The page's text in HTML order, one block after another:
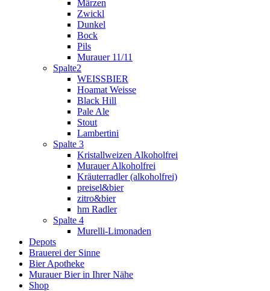
Märzen
Zwickl
Dunkel
Bock
Pils
Murauer 11/11
Spalte2
WEISSBIER
Hoamat Weisse
Black Hill
Pale Ale
Stout
Lambertini
Spalte 3
Kristallweizen Alkoholfrei
Murauer Alkoholfrei
Kräuterradler (alkoholfrei)
preisel&bier
zitro&bier
hm Radler
Spalte 4
Murelli-Limonaden
Depots
Brauerei der Sinne
Bier Apotheke
Murauer Bier in Ihrer Nähe
Shop